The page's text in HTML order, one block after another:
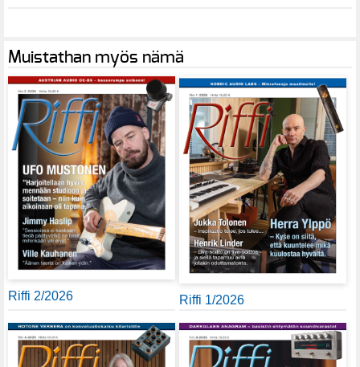
Muistathan myös nämä
Riffi 2/2026 Riffi 1/2026